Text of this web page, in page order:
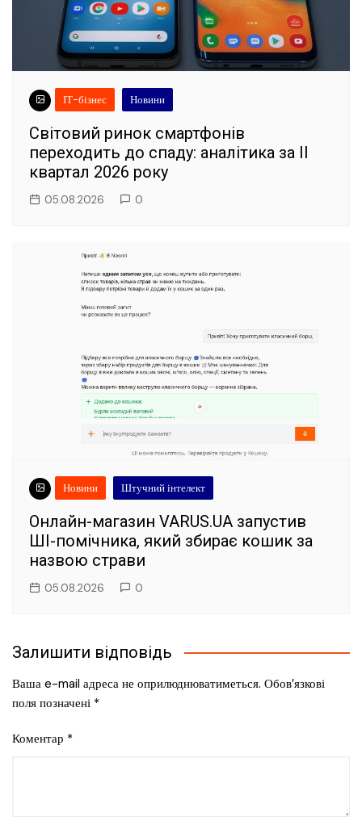
ІТ-бізнес Новини
Світовий ринок смартфонів
переходить до спаду: аналітика за II
квартал 2026 року
05.08.2026 0
Новини Штучний інтелект
Онлайн-магазин VARUS.UA запустив
ШІ-помічника, який збирає кошик за
назвою страви
05.08.2026 0
Залишити відповідь
Ваша e-mail адреса не оприлюднюватиметься. Обов’язкові
поля позначені *
Коментар *